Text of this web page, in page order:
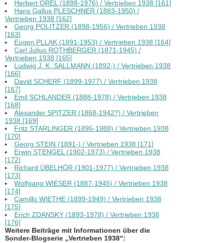
Herbert OREL (1898-1976) / Vertrieben 1938 [161]
Hans Gallus PLESCHNER (1883-1950) /
Vertrieben 1938 [162]
Georg POLITZER (1898-1956) / Vertrieben 1938
[163]
Eugen PLLAK (1891-1953) / Vertrieben 1938 [164]
Carl Julius ROTHBERGER (1871-1945) /
Vertrieben 1938 [165]
Ludwig J. K. SALLMANN (1892-) / Vertrieben 1938
[166]
David SCHERF (1899-1977) / Vertrieben 1938
[167]
Emil SCHLANDER (1888-1978) / Vertrieben 1938
[168]
Alexander SPITZER (1868-1942?) / Vertrieben
1938 [169]
Fritz STARLINGER (1895-1988) / Vertrieben 1938
[170]
Georg STEIN (1891-) / Vertrieben 1938 [171]
Erwin STENGEL (1902-1973) / Vertrieben 1938
[172]
Richard ÜBELHÖR (1901-1977) / Vertrieben 1938
[173]
Wolfgang WIESER (1887-1945) / Vertrieben 1938
[174]
Camillo WIETHE (1899-1949) / Vertrieben 1938
[175]
Erich ZDANSKY (1893-1978) / Vertrieben 1938
[176]
Weitere Beiträge mit Informationen über die
Sonder-Blogserie „Vertrieben 1938“: